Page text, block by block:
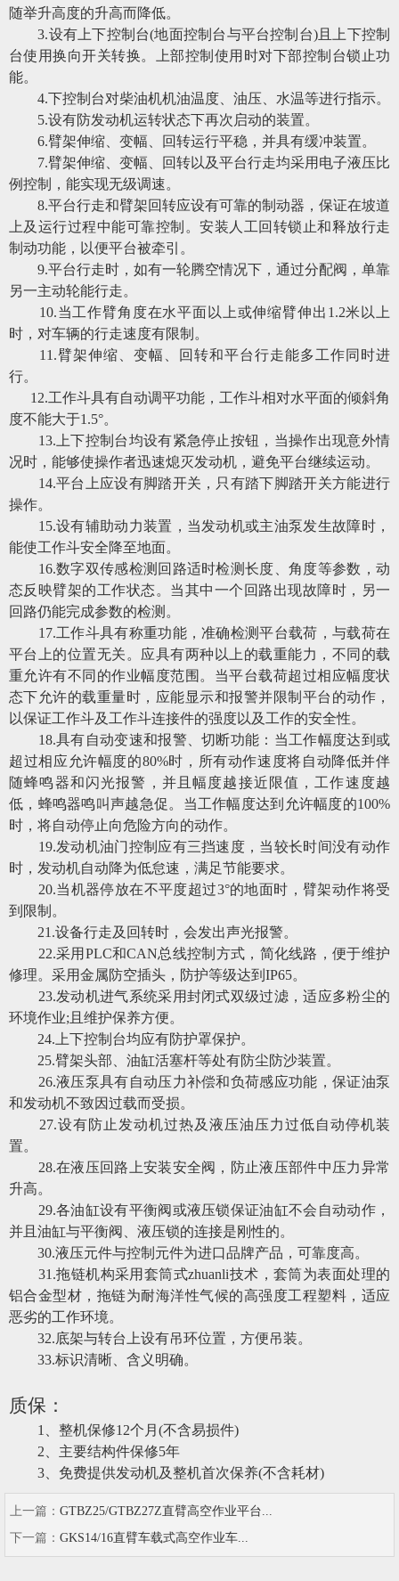
随举升高度的升高而降低。
3.设有上下控制台(地面控制台与平台控制台)且上下控制
台使用换向开关转换。上部控制使用时对下部控制台锁止功
能。
4.下控制台对柴油机机油温度、油压、水温等进行指示。
5.设有防发动机运转状态下再次启动的装置。
6.臂架伸缩、变幅、回转运行平稳，并具有缓冲装置。
7.臂架伸缩、变幅、回转以及平台行走均采用电子液压比
例控制，能实现无级调速。
8.平台行走和臂架回转应设有可靠的制动器，保证在坡道
上及运行过程中能可靠控制。安装人工回转锁止和释放行走
制动功能，以便平台被牵引。
9.平台行走时，如有一轮腾空情况下，通过分配阀，单靠
另一主动轮能行走。
10.当工作臂角度在水平面以上或伸缩臂伸出 1.2米以上
时，对车辆的行走速度有限制。
11 .臂架伸缩、变幅、回转和平台行走能多工作同时进
行。
12.工作斗具有自动调平功能，工作斗相对水平面的倾斜角
度不能大于1.5°。
13. 上下控制台均设有紧急停止按钮，当操作出现意外情
况时，能够使操作者迅速熄灭发动机，避免平台继续运动。
14.平台上应设有脚踏开关，只有踏下脚踏开关方能进行
操作。
15.设有辅助动力装置，当发动机或主油泵发生故障时，
能使工作斗安全降至地面。
16.数字双传感检测回路适时检测长度、角度等参数，动
态反映臂架的工作状态。当其中一个回路出现故障时，另一
回路仍能完成参数的检测。
17.工作斗具有称重功能，准确检测平台载荷，与载荷在
平台上的位置无关。应具有两种以上的载重能力，不同的载
重允许有不同的作业幅度范围。当平台载荷超过相应幅度状
态下允许的载重量时，应能显示和报警并限制平台的动作，
以保证工作斗及工作斗连接件的强度以及工作的安全性。
18.具有自动变速和报警、切断功能：当工作幅度达到或
超过相应允许幅度的80%时，所有动作速度将自动降低并伴
随蜂鸣器和闪光报警，并且幅度越接近限值，工作速度越
低，蜂鸣器鸣叫声越急促。当工作幅度达到允许幅度的100%
时，将自动停止向危险方向的动作。
19.发动机油门控制应有三挡速度，当较长时间没有动作
时，发动机自动降为低怠速，满足节能要求。
20.当机器停放在不平度超过3°的地面时，臂架动作将受
到限制。
21 .设备行走及回转时，会发出声光报警。
22.采用 PLC和CAN总线控制方式，简化线路，便于维护
修理。采用金属防空插头，防护等级达到IP65。
23.发动机进气系统采用封闭式双级过滤，适应多粉尘的
环境作业;且维护保养方便。
24. 上下控制台均应有防护罩保护。
25.臂架头部、油缸活塞杆等处有防尘防沙装置。
26.液压泵具有自动压力补偿和负荷感应功能，保证油泵
和发动机不致因过载而受损。
27.设有防止发动机过热及液压油压力过低自动停机装
置。
28.在液压回路上安装安全阀，防止液压部件中压力异常
升高。
29.各油缸设有平衡阀或液压锁保证油缸不会自动动作，
并且油缸与平衡阀、液压锁的连接是刚性的。
30.液压元件与控制元件为进口品牌产品，可靠度高。
31 .拖链机构采用套筒式zhuanli技术，套筒为表面处理的
铝合金型材，拖链为耐海洋性气候的高强度工程塑料，适应
恶劣的工作环境。
32.底架与转台上设有吊环位置，方便吊装。
33.标识清晰、含义明确。
质保：
1、整机保修12个月(不含易损件)
2、主要结构件保修5年
3、免费提供发动机及整机首次保养(不含耗材)
上一篇： GTBZ25/GTBZ27Z直臂高空作业平台...
下一篇： GKS14/16直臂车载式高空作业车...